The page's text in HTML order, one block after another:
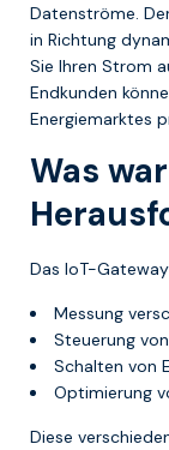
Datenströme.
in Richtung
Sie Ihren Strom
Endkunden
Energiemarktes
Was
Das IoT-
Messung
Steuerung
Schalten von
Optimierung
Diese